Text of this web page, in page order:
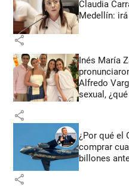
Claudia
Medellín:
share
Inés María
Alfredo
sexual,
share
¿Por qué el
comprar
billones
share